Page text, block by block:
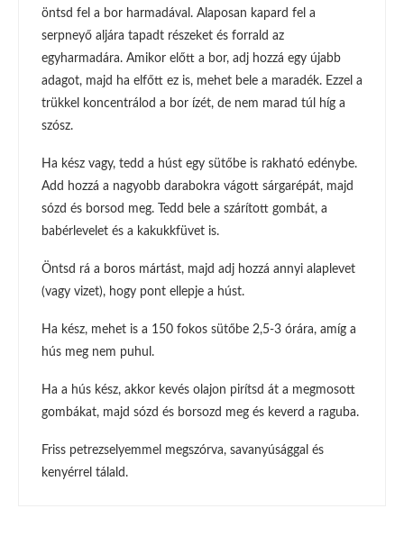
öntsd fel a bor harmadával. Alaposan kapard fel a
serpneyő aljára tapadt részeket és forrald az
egyharmadára. Amikor előtt a bor, adj hozzá egy újabb
adagot, majd ha elfőtt ez is, mehet bele a maradék. Ezzel a
trükkel koncentrálod a bor ízét, de nem marad túl híg a
szósz.
Ha kész vagy, tedd a húst egy sütőbe is rakható edénybe.
Add hozzá a nagyobb darabokra vágott sárgarépát, majd
sózd és borsod meg. Tedd bele a szárított gombát, a
babérlevelet és a kakukkfüvet is.
Öntsd rá a boros mártást, majd adj hozzá annyi alaplevet
(vagy vizet), hogy pont ellepje a húst.
Ha kész, mehet is a 150 fokos sütőbe 2,5-3 órára, amíg a
hús meg nem puhul.
Ha a hús kész, akkor kevés olajon pirítsd át a megmosott
gombákat, majd sózd és borsozd meg és keverd a raguba.
Friss petrezselyemmel megszórva, savanyúsággal és
kenyérrel tálald.